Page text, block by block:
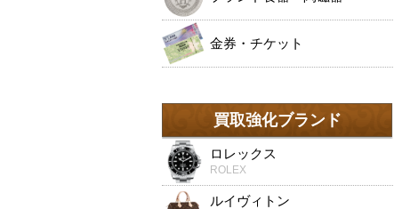
金券・チケット
買取強化ブランド
ロレックス
ROLEX
ルイヴィトン